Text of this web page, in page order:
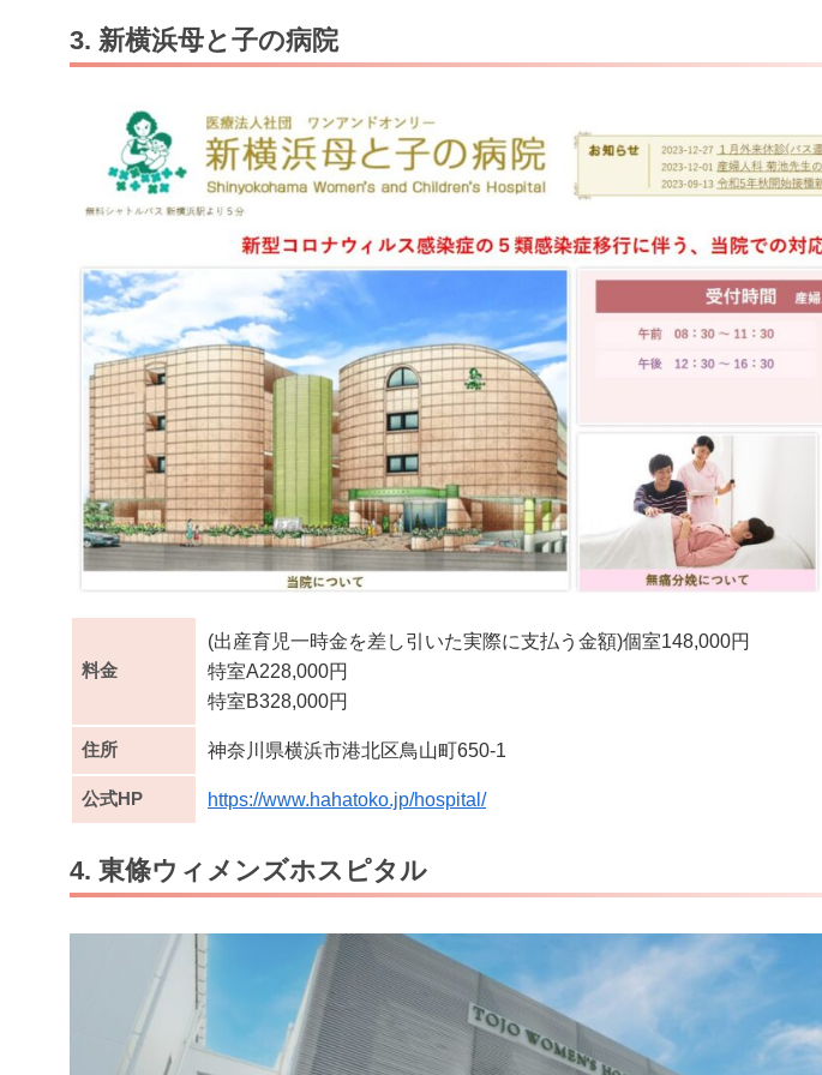
3. 新横浜母と子の病院
料金
(出産育児一時金を差し引いた実際に支払う金額)個室148,000円
特室A228,000円
特室B328,000円
住所 神奈川県横浜市港北区鳥山町650-1
公式HP https://www.hahatoko.jp/hospital/
4. 東條ウィメンズホスピタル